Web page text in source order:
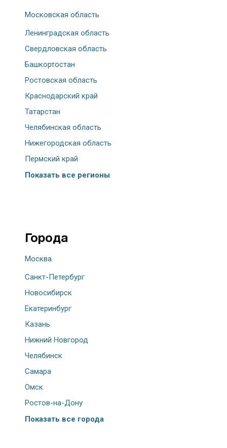
Московская область
Ленинградская область
Свердловская область
Башкортостан
Ростовская область
Краснодарский край
Татарстан
Челябинская область
Нижегородская область
Пермский край
Показать все регионы
Города
Москва
Санкт-Петербург
Новосибирск
Екатеринбург
Казань
Нижний Новгород
Челябинск
Самара
Омск
Ростов-на-Дону
Показать все города